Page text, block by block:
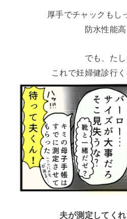
厚手でチャックもし
防水性能
でも、た
これで妊婦健診行
夫が測定してくれ